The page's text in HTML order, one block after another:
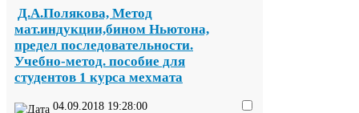
Д.А.Полякова, Метод
мат.индукции,бином Ньютона,
предел последовательности.
Учебно-​метод. пособие для
студентов 1 курса мехмата
04 09 2018 19:28:00